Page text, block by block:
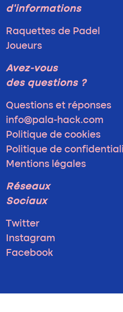
d'informations
Raquettes de Padel
Joueurs
Avez-vous
des questions ?
Questions et réponses
info@pala-hack.com
Politique de cookies
Politique de
Mentions légales
Réseaux
Sociaux
Twitter
Instagram
Facebook